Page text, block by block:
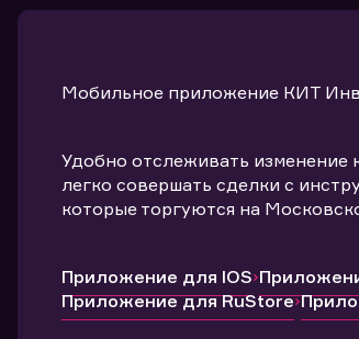
Мобильное приложение КИТ
Удобно отслеживать изменение
легко совершать сделки с
которые торгуются на
Приложение для IOS
Приложение для RuStore